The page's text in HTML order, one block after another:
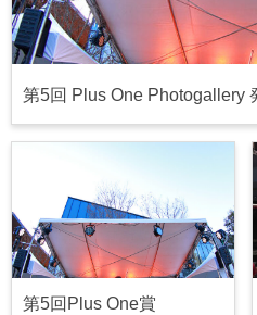
第5回 Plus One Photogallery
第5回Plus One賞